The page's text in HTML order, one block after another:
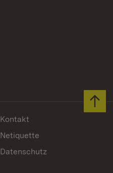
Kontakt
Netiquette
Datenschutz